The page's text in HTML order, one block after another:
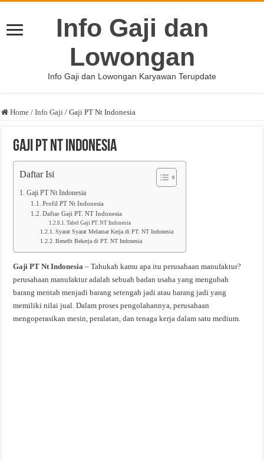
Info Gaji dan
Lowongan
Info Gaji dan Lowongan Karyawan Terupdate
Home / Info Gaji / Gaji PT Nt Indonesia
Gaji PT Nt Indonesia
Daftar Isi
Gaji PT Nt Indonesia
Profil PT Nt Indonesia
Daftar Gaji PT. NT Indonesia
Tabel Gaji PT. NT Indonesia
Syarat Syarat Melamar Kerja di PT. NT Indonesia
Benefit Bekerja di PT. NT Indonesia
Gaji PT Nt Indonesia – Tahukah kamu apa itu perusahaan manufaktur?
perusahaan manufaktur adalah sebuah badan usaha yang mengubah
barang mentah menjadi barang setengah jadi atau barang jadi yang
memiliki nilai jual. Dalam proses pengolahannya, perusahaan
mengoperasikan mesin, peralatan, dan tenaga kerja dalam satu medium.